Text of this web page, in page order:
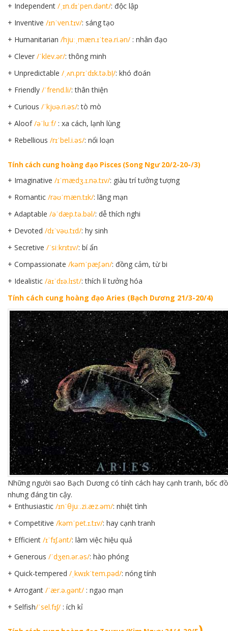
+ Independent /ˌɪn.dɪˈpen.dənt/: độc lập
+ Inventive /ɪnˈven.tɪv/: sáng tạo
+ Humanitarian /hjuːˌmæn.ɪˈteə.ri.ən/ : nhân đạo
+ Clever /ˈklev.ər/: thông minh
+ Unpredictable /ˌʌn.prɪˈdɪk.tə.bl̩/: khó đoán
+ Friendly /ˈfrend.li/: thân thiện
+ Curious /ˈkjʊə.ri.əs/: tò mò
+ Aloof/əˈluːf/ : xa cách, lạnh lùng
+ Rebellious /rɪˈbel.i.əs/: nổi loạn
Tính cách cung hoàng đạo Pisces (Song Ngư 20/2-20-/3)
+ Imaginative /ɪˈmædʒ.ɪ.nə.tɪv/: giàu trí tưởng tượng
+ Romantic /rəʊˈmæn.tɪk/: lãng mạn
+ Adaptable /əˈdæp.tə.bəl/: dễ thích nghi
+ Devoted /dɪˈvəʊ.tɪd/: hy sinh
+ Secretive /ˈsiːkrɪtɪv/: bí ẩn
+ Compassionate /kəmˈpæʃ.ən/: đồng cảm, từ bi
+ Idealistic /aɪˈdɪə.lɪst/: thích lí tưởng hóa
Tính cách cung hoàng đạo Aries (Bạch Dương 21/3-20/4)
Những người sao Bạch Dương có tính cách hay cạnh tranh, bốc
nhưng đáng tin cậy.
+ Enthusiastic /ɪnˈθjuː.zi.æz.əm/: nhiệt tình
+ Competitive /kəmˈpet.ɪ.tɪv/: hay cạnh tranh
+ Efficient /ɪˈfɪʃ.ənt/: làm việc hiệu quả
+ Generous /ˈdʒen.ər.əs/: hào phóng
+ Quick-tempered /ˌkwɪkˈtem.pəd/: nóng tính
+ Arrogant /ˈær.ə.ɡənt/ : ngạo mạn
+ Selfish/ˈsel.fɪʃ/ : ích kỉ